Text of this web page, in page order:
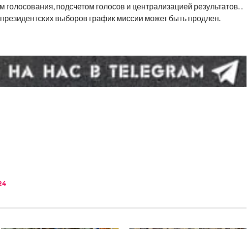
голосования, подсчетом голосов и централизацией результатов. .
выборов график миссии может быть продлен.